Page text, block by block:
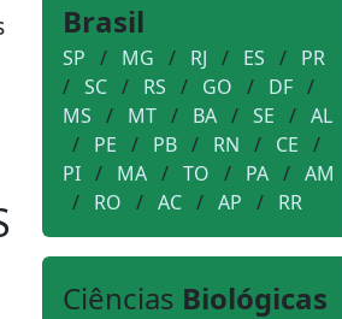
Brasil
SP / MG / RJ / ES / PR
/ SC / RS / GO / DF /
MS / MT / BA / SE / AL
/ PE / PB / RN / CE /
PI / MA / TO / PA / AM
/ RO / AC / AP / RR
Ciências Biológicas